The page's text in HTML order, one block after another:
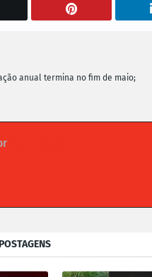
anual termina no fim de maio;